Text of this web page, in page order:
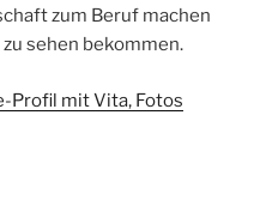
zum Beruf machen
sehen bekommen.
Profil mit Vita, Fotos